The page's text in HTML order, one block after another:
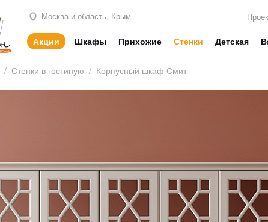
Москва и область, Крым
Акции Шкафы Прихожие Стенки Детская
/ Стенки в гостиную / Корпусный шкаф Смит